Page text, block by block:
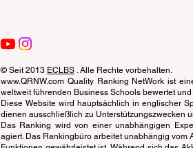
© Seit 2013 ECLBS . Alle Rechte vorbehalten.
www.QRNW.com Quality Ranking NetWork ist
weltweit führenden Business Schools bewertet
Diese Website wird hauptsächlich in englischer
dienen ausschließlich zu Unterstützungszwecken
Das Ranking wird von einer unabhängigen
agiert. Das Rankingbüro arbeitet unabhängig vom